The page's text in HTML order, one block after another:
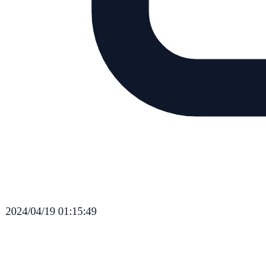
2024/04/19 01:15:49